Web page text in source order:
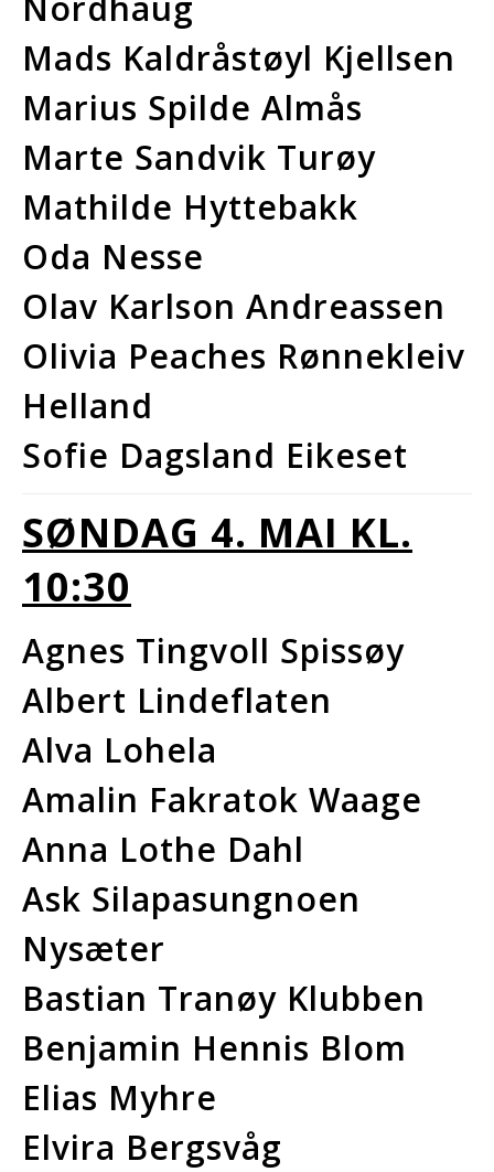
Mads Kaldråstøyl Kjellsen
Marius Spilde Almås
Marte Sandvik Turøy
Mathilde Hyttebakk
Oda Nesse
Olav Karlson Andreassen
Olivia Peaches Rønnekleiv
Helland
Sofie Dagsland Eikeset
SØNDAG 4. MAI KL.
10:30
Agnes Tingvoll Spissøy
Albert Lindeflaten
Alva Lohela
Amalin Fakratok Waage
Anna Lothe Dahl
Ask Silapasungnoen
Nysæter
Bastian Tranøy Klubben
Benjamin Hennis Blom
Elias Myhre
Elvira Bergsvåg